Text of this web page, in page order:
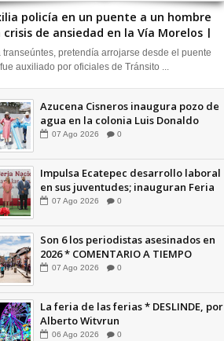
policía en un puente a un hombre
crisis de ansiedad en la Vía Morelos |
transeúntes, pretendía arrojarse desde el puente
auxiliado por oficiales de Tránsito ...
Azucena Cisneros inaugura pozo de
agua en la colonia Luis Donaldo
Colosio +Video | INFORMATIVA
07 Ago 2026 0
Impulsa Ecatepec desarrollo laboral
en sus juventudes; inauguran Feria
de Empleo y Emprendedores 2026
07 Ago 2026 0
Son 6 los periodistas asesinados en
2026 * COMENTARIO A TIEMPO
07 Ago 2026 0
La feria de las ferias * DESLINDE, por
Alberto Witvrun
06 Ago 2026 0